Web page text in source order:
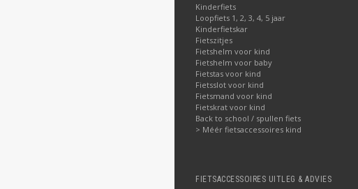
Kinderfiets
Loopfiets 1, 2, 3, 4, 5 jaar
Kinderfietskar
Fietszitjes
Fietshelm voor kind
Fietshelm voor baby
Fietstas voor kind
Fietsslot voor kind
Fietsmand voor kind
Fietskrat voor kind
Back to school / spullen fiets
> Méér fietsaccessoires kind
FIETSACCESSOIRES UITLEG & ADVIES